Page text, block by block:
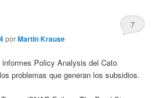
porMartin Krause
7
Policy Analysis del Cato
problemas que generan los subsidios.